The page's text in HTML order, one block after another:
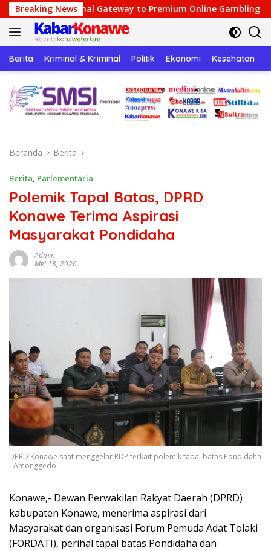
Langsung
ke
konten
Breaking News
Gateway to Premium Online Gambling Quality
Berita Kriminal & Kriminal Politik Ekonomi Kesehatan
Beranda Berita
Berita, Parlementaria
Polemik Tapal Batas, DPRD
Konawe Terima Aspirasi
Masyarakat Pondidaha
Admin
Mei 18, 2026
DPRD Konawe saat menggelar RDP terkait polemik tapal batas Pondidaha
- Amonggedo.
Konawe,- Dewan Perwakilan Rakyat Daerah (DPRD)
kabupaten Konawe, menerima aspirasi dari
Masyarakat dan organisasi Forum Pemuda Adat Tolaki
(FORDATI), perihal tapal batas Pondidaha dan